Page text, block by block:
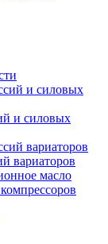
и силовых
вариаторов
масло